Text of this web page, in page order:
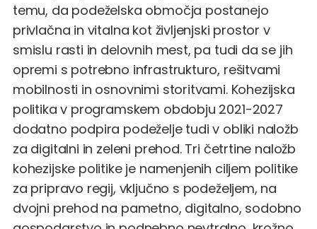
temu, da podeželska območja postanejo
privlačna in vitalna kot življenjski prostor v
smislu rasti in delovnih mest, pa tudi da se jih
opremi s potrebno infrastrukturo, rešitvami
mobilnosti in osnovnimi storitvami. Kohezijska
politika v programskem obdobju 2021-2027
dodatno podpira podeželje tudi v obliki naložb
za digitalni in zeleni prehod. Tri četrtine naložb
kohezijske politike je namenjenih ciljem politike
za pripravo regij, vključno s podeželjem, na
dvojni prehod na pametno, digitalno, sodobno